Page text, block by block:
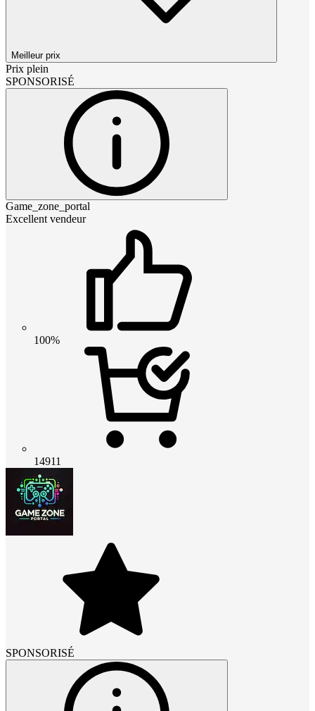
Meilleur prix
Prix plein
SPONSORISÉ
Game_zone_portal
Excellent vendeur
100%
14911
SPONSORISÉ